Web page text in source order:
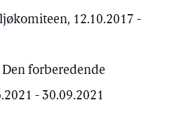
12.10.2017 -
forberedende
- 30.09.2021